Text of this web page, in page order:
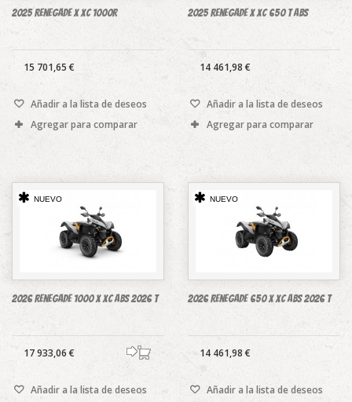
2025 Renegade X xc 1000R
15 701,65 €
Añadir a la lista de deseos
Agregar para comparar
2025 Renegade X xc 650 T ABS
14 461,98 €
Añadir a la lista de deseos
Agregar para comparar
NUEVO
2026 Renegade 1000 X xc ABS 2026 T
17 933,06 €
Añadir a la lista de deseos
NUEVO
2026 Renegade 650 X xc ABS 2026 T
14 461,98 €
Añadir a la lista de deseos